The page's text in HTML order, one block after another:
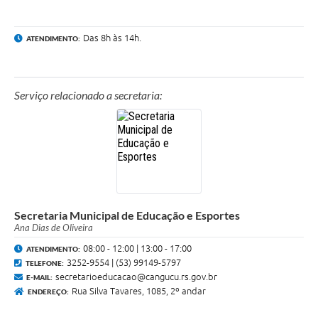
ATENDIMENTO: Das 8h às 14h.
Serviço relacionado a secretaria:
Secretaria Municipal de Educação e Esportes
Ana Dias de Oliveira
ATENDIMENTO: 08:00 - 12:00 | 13:00 - 17:00
TELEFONE: 3252-9554 | (53) 99149-5797
E-MAIL: secretarioeducacao@cangucu.rs.gov.br
ENDEREÇO: Rua Silva Tavares, 1085, 2º andar